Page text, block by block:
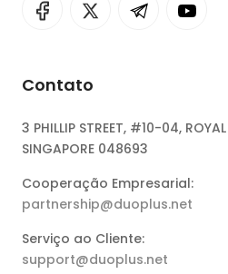
Contato
3 PHILLIP STREET, #10-04,
SINGAPORE 048693
Cooperação Empresarial:
partnership@duoplus.net
Serviço ao Cliente:
support@duoplus.net